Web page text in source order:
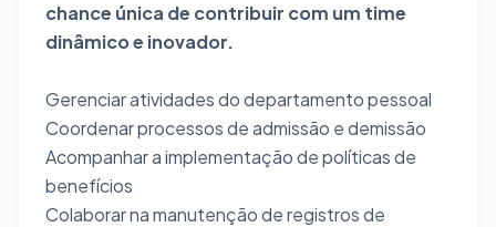
chance única de contribuir com um time
dinâmico e inovador.
Gerenciar atividades do departamento pessoal
Coordenar processos de admissão e demissão
Acompanhar a implementação de políticas de
benefícios
Colaborar na manutenção de registros de